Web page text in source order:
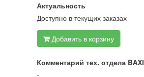
Актуальность
Доступно в текущих заказах
Добавить в корзину
Комментарий тех. отдела BAXI
-